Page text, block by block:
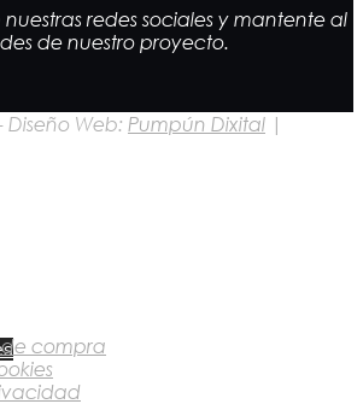
redes sociales y mantente al
de nuestro proyecto.
Diseño Web: Pumpún Dixital |
compra